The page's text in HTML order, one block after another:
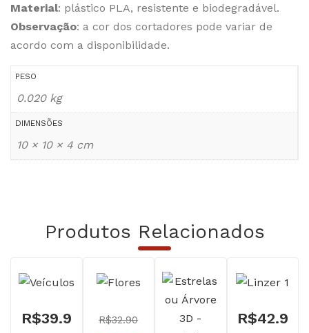
Material: plástico PLA, resistente e biodegradável.
Observação: a cor dos cortadores pode variar de
acordo com a disponibilidade.
PESO
0.020 kg
DIMENSÕES
10 × 10 × 4 cm
Produtos Relacionados
R$39.9
R$32.90 R$42.9